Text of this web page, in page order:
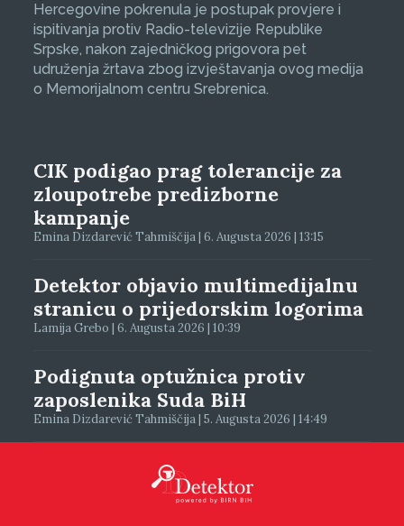
Hercegovine pokrenula je postupak provjere i
ispitivanja protiv Radio-televizije Republike
Srpske, nakon zajedničkog prigovora pet
udruženja žrtava zbog izvještavanja ovog medija
o Memorijalnom centru Srebrenica.
CIK podigao prag tolerancije za
zloupotrebe predizborne
kampanje
Emina Dizdarević Tahmiščija | 6. Augusta 2026 | 13:15
Detektor objavio multimedijalnu
stranicu o prijedorskim logorima
Lamija Grebo | 6. Augusta 2026 | 10:39
Podignuta optužnica protiv
zaposlenika Suda BiH
Emina Dizdarević Tahmiščija | 5. Augusta 2026 | 14:49